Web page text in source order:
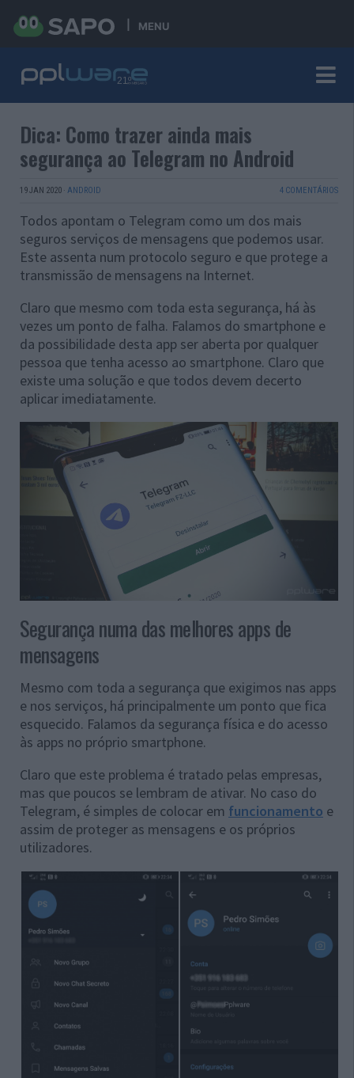
MENU
Dica: Como trazer ainda mais
segurança ao Telegram no Android
19 JAN 2020 · ANDROID 4 COMENTÁRIOS
Todos apontam o Telegram como um dos mais
seguros serviços de mensagens que podemos usar.
Este assenta num protocolo seguro e que protege a
transmissão de mensagens na Internet.
Claro que mesmo com toda esta segurança, há às
vezes um ponto de falha. Falamos do smartphone e
da possibilidade desta app ser aberta por qualquer
pessoa que tenha acesso ao smartphone. Claro que
existe uma solução e que todos devem decerto
aplicar imediatamente.
Segurança numa das melhores apps de
mensagens
Mesmo com toda a segurança que exigimos nas apps
e nos serviços, há principalmente um ponto que fica
esquecido. Falamos da segurança física e do acesso
às apps no próprio smartphone.
Claro que este problema é tratado pelas empresas,
mas que poucos se lembram de ativar. No caso do
Telegram, é simples de colocar em funcionamento e
assim de proteger as mensagens e os próprios
utilizadores.